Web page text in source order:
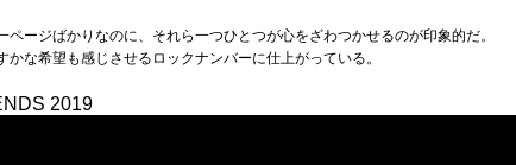
ージばかりなのに、それら一つひとつが心をざわつかせるのが印象的だ。
な希望も感じさせるロックナンバーに仕上がっている。
2019